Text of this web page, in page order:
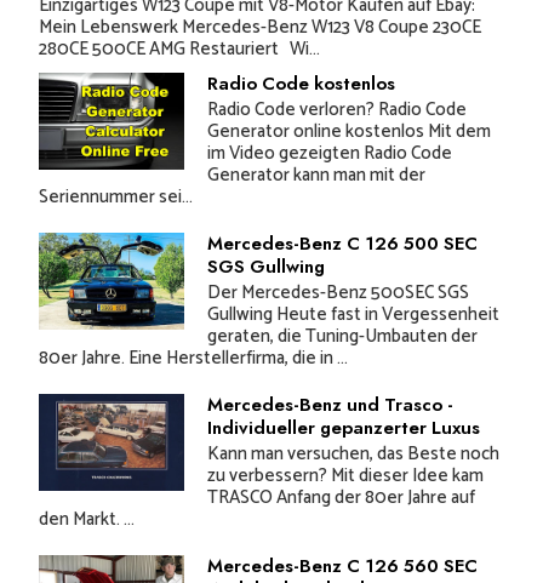
Mein Lebenswerk Mercedes-Benz W123 V8 Coupe 230CE
280CE 500CE AMG Restauriert Wi...
Radio Code kostenlos
Radio Code verloren? Radio Code
Generator online kostenlos Mit dem
im Video gezeigten Radio Code
Generator kann man mit der
Seriennummer sei...
Mercedes-Benz C 126 500 SEC
SGS Gullwing
Der Mercedes-Benz 500SEC SGS
Gullwing Heute fast in Vergessenheit
geraten, die Tuning-Umbauten der
80er Jahre. Eine Herstellerfirma, die in ...
Mercedes-Benz und Trasco -
Individueller gepanzerter Luxus
Kann man versuchen, das Beste noch
zu verbessern? Mit dieser Idee kam
TRASCO Anfang der 80er Jahre auf
den Markt. ...
Mercedes-Benz C 126 560 SEC